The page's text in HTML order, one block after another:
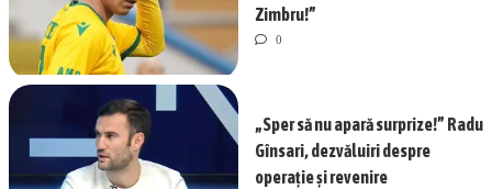
Zimbru!”
0
„Sper să nu apară surprize!” Radu
Gînsari, dezvăluiri despre
operație și revenire